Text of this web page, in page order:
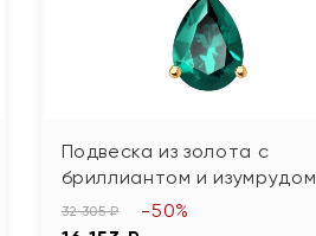
Подвеска из золота с
бриллиантом и изумрудом
32 305 ₽ -50%